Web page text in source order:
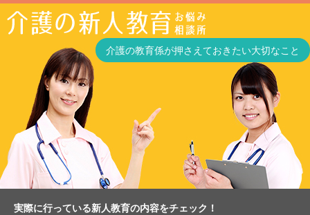
介護の教育係が押さえておきたい大切なこと
実際に行っている新人教育の内容をチェック！